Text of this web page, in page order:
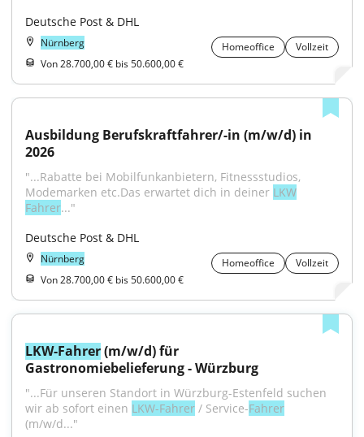
Deutsche Post & DHL
Nürnberg Homeoffice
Vollzeit
Von 28.700,00 € bis 50.600,00 €
Ausbildung Berufskraftfahrer/-in (m/w/d) in
2026
"...Rabatte bei Mobilfunkanbietern, Fitnessstudios,
Modemarken etc.Das erwartet dich in deiner LKW
Fahrer..."
Deutsche Post & DHL
Nürnberg Homeoffice
Vollzeit
Von 28.700,00 € bis 50.600,00 €
LKW-Fahrer (m/w/d) für
Gastronomiebelieferung - Würzburg
"...Für unseren Standort in Würzburg-Estenfeld suchen
wir ab sofort einen LKW-Fahrer / Service-Fahrer
(m/w/d..."